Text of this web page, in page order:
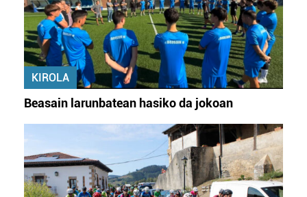
KIROLA
Beasain larunbatean hasiko da jokoan